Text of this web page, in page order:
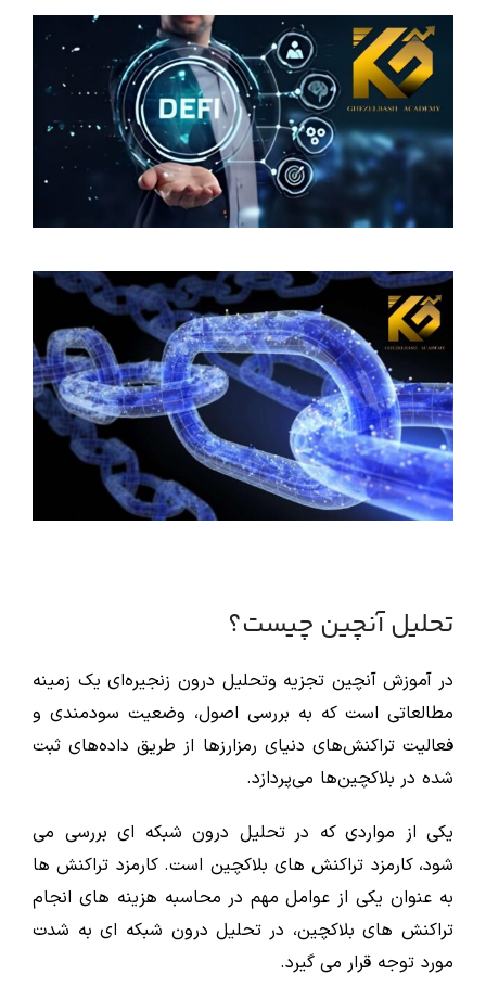
تحلیل آنچین چیست‌؟
در آموزش آنچین تجزیه ‌وتحلیل درون زنجیره‌ای یک زمینه
مطالعاتی است که به بررسی اصول، وضعیت سودمندی و
فعالیت تراکنش‌های دنیای رمزارزها از طریق داده‌های ثبت
شده در بلاکچین‌ها می‌پردازد.
یکی از مواردی که در تحلیل درون شبکه ای بررسی می
شود، کارمزد تراکنش های بلاکچین است. کارمزد تراکنش ها
به عنوان یکی از عوامل مهم در محاسبه هزینه های انجام
تراکنش های بلاکچین، در تحلیل درون شبکه ای به شدت
مورد توجه قرار می گیرد.